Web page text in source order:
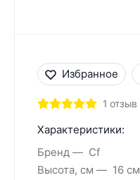
Избранное
1 отзыв
Характеристики:
Бренд
Cf
Высота, см
16 см